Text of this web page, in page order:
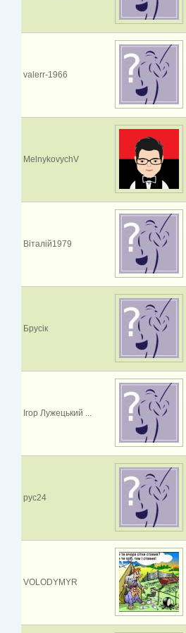
valerr-1966
MelnykovychV
Вiталiй1979
Брусік
Ігор Лужецький ...
рус24
VOLODYMYR